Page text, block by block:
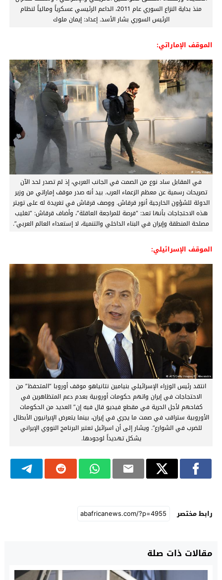
منذ بداية النزاع السوري عام 2011، الداعم الرئيسي عسكرياً ومالياً لنظام
الرئيس السوري بشار الأسد. إعداد: إيمان ملوك
الموقف الإماراتي:
في المقابل ساد نوع من الصمت في الجانب العربي، إذ لم تصدر لحد الآن
تصريحات رسمية عن معظم الزعماء العرب. بيد أنه صدر موقف إماراتي من وزير
الدولة للشؤون الخارجية أنور قرقاش. ووصف قرقاش في تغريدة له على تويتر
هذه الاحتجاجات بأنها تعد: “فرصة للمراجعة العاقلة”، وأضاف قرقاش: “تغليب
مصلحة المنطقة وإيران في البناء الداخلي والتنمية، لا إستعداء العالم العربي”.
الموقف الإسرائيلي:
انتقد رئيس الوزراء الإسرائيلي بنيامين نتانياهو موقف أوروبا “المتحفظ” من
الاحتجاجات في إيران واتهم حكومات أوروبية بعدم دعم المتظاهرين في
كفاحهم لأجل الحرية في مقطع فيديو قال فيه إن” العديد من الحكومات
الأوروبية ستراقب في صمت ما يجري في إيران، بينما يتعرض الإيرانيون الأبطال
للضرب في الشوارع”. ويشار إلى أن اسرائيل تعتبر البرنامج النووي الإيراني
يشكل تهديداً لوجودها.
رابط مختصر
مقالات ذات صلة